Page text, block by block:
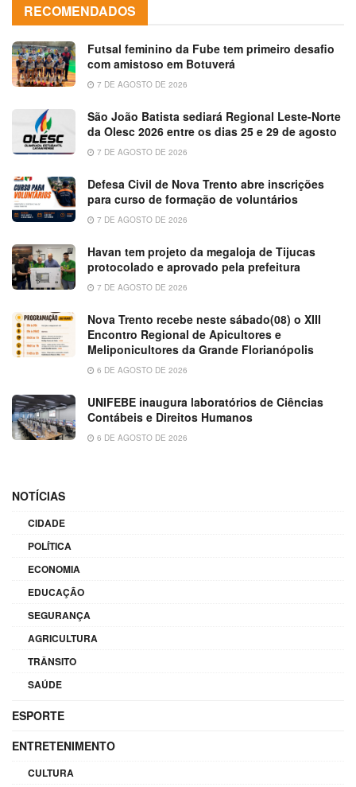
RECOMENDADOS
Futsal feminino da Fube tem primeiro desafio
com amistoso em Botuverá
7 DE AGOSTO DE 2026
São João Batista sediará Regional Leste-Norte
da Olesc 2026 entre os dias 25 e 29 de agosto
7 DE AGOSTO DE 2026
Defesa Civil de Nova Trento abre inscrições
para curso de formação de voluntários
7 DE AGOSTO DE 2026
Havan tem projeto da megaloja de Tijucas
protocolado e aprovado pela prefeitura
7 DE AGOSTO DE 2026
Nova Trento recebe neste sábado(08) o XIII
Encontro Regional de Apicultores e
Meliponicultores da Grande Florianópolis
6 DE AGOSTO DE 2026
UNIFEBE inaugura laboratórios de Ciências
Contábeis e Direitos Humanos
6 DE AGOSTO DE 2026
NOTÍCIAS
CIDADE
POLÍTICA
ECONOMIA
EDUCAÇÃO
SEGURANÇA
AGRICULTURA
TRÂNSITO
SAÚDE
ESPORTE
ENTRETENIMENTO
CULTURA